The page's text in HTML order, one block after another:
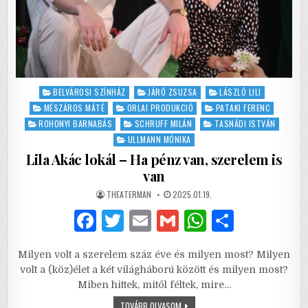
Posted
in
BELVÁROSI SZÍNHÁZ JÁRÓ ZSUZSA
LÁSZLÓ LILI
MÉSZÁROS MÁTÉ
ORLAI PRODUKCIÓ
PATAKI FERENC
ROHONYI BARNABÁS
SCHRUFF MILÁN
TASNÁDI ISTVÁN
ULLMANN MÓNIKA
Lila Akác lokál – Ha pénz van, szerelem is
van
AUTHOR:
THEATERMAN PUBLISHED
DATE:
2025.01.19.
F
c
e
T
it
te
E
ai
l
G
ai
l
W
at
s
ar
Milyen volt a szerelem száz éve és milyen most? Milyen
volt a (köz)élet a két világháború között és milyen most?
Miben hittek, mitől féltek, mire…